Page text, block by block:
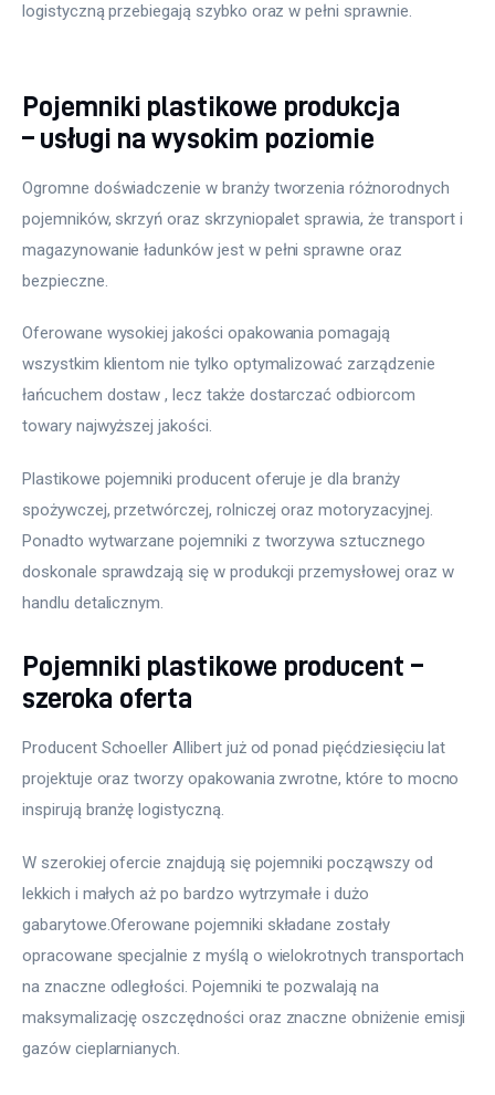
logistyczną przebiegają szybko oraz w pełni sprawnie.
Pojemniki plastikowe produkcja
– usługi na wysokim poziomie
Ogromne doświadczenie w branży tworzenia różnorodnych
pojemników, skrzyń oraz skrzyniopalet sprawia, że transport i
magazynowanie ładunków jest w pełni sprawne oraz
bezpieczne.
Oferowane wysokiej jakości opakowania pomagają
wszystkim klientom nie tylko optymalizować zarządzenie
łańcuchem dostaw , lecz także dostarczać odbiorcom
towary najwyższej jakości.
Plastikowe pojemniki producent oferuje je dla branży
spożywczej, przetwórczej, rolniczej oraz motoryzacyjnej.
Ponadto wytwarzane pojemniki z tworzywa sztucznego
doskonale sprawdzają się w produkcji przemysłowej oraz w
handlu detalicznym.
Pojemniki plastikowe producent –
szeroka oferta
Producent Schoeller Allibert już od ponad pięćdziesięciu lat
projektuje oraz tworzy opakowania zwrotne, które to mocno
inspirują branżę logistyczną.
W szerokiej ofercie znajdują się pojemniki począwszy od
lekkich i małych aż po bardzo wytrzymałe i dużo
gabarytowe.Oferowane pojemniki składane zostały
opracowane specjalnie z myślą o wielokrotnych transportach
na znaczne odległości. Pojemniki te pozwalają na
maksymalizację oszczędności oraz znaczne obniżenie emisji
gazów cieplarnianych.